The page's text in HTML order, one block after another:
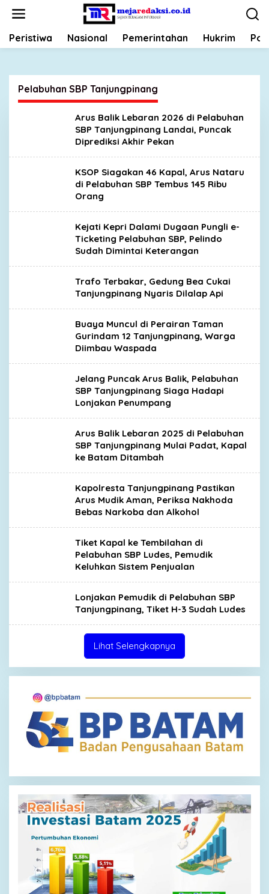
Peristiwa Nasional Pemerintahan Hukrim
Pelabuhan SBP Tanjungpinang
Arus Balik Lebaran 2026 di Pelabuhan
SBP Tanjungpinang Landai, Puncak
Diprediksi Akhir Pekan
KSOP Siagakan 46 Kapal, Arus Nataru
di Pelabuhan SBP Tembus 145 Ribu
Orang
Kejati Kepri Dalami Dugaan Pungli e-
Ticketing Pelabuhan SBP, Pelindo
Sudah Dimintai Keterangan
Trafo Terbakar, Gedung Bea Cukai
Tanjungpinang Nyaris Dilalap Api
Buaya Muncul di Perairan Taman
Gurindam 12 Tanjungpinang, Warga
Diimbau Waspada
Jelang Puncak Arus Balik, Pelabuhan
SBP Tanjungpinang Siaga Hadapi
Lonjakan Penumpang
Arus Balik Lebaran 2025 di Pelabuhan
SBP Tanjungpinang Mulai Padat, Kapal
ke Batam Ditambah
Kapolresta Tanjungpinang Pastikan
Arus Mudik Aman, Periksa Nakhoda
Bebas Narkoba dan Alkohol
Tiket Kapal ke Tembilahan di
Pelabuhan SBP Ludes, Pemudik
Keluhkan Sistem Penjualan
Lonjakan Pemudik di Pelabuhan SBP
Tanjungpinang, Tiket H-3 Sudah Ludes
Lihat Selengkapnya